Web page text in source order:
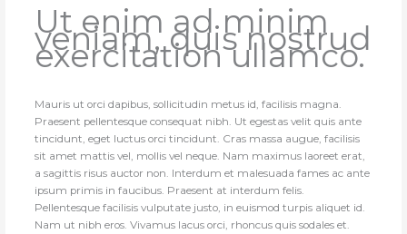
Ut enim ad minim
veniam, quis nostrud
exercitation ullamco.
Mauris ut orci dapibus, sollicitudin metus id, facilisis magna.
Praesent pellentesque consequat nibh. Ut egestas velit quis ante
tincidunt, eget luctus orci tincidunt. Cras massa augue, facilisis
sit amet mattis vel, mollis vel neque. Nam maximus laoreet erat,
a sagittis risus auctor non. Interdum et malesuada fames ac ante
ipsum primis in faucibus. Praesent at interdum felis.
Pellentesque facilisis vulputate justo, in euismod turpis aliquet id.
Nam ut nibh eros. Vivamus lacus orci, rhoncus quis sodales et.